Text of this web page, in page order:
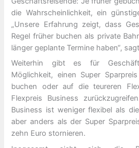
die Wahrscheinlichkeit, ein
„Unsere Erfahrung zeigt, dass
Regel früher buchen als private
länger geplante Termine haben“,
Weiterhin gibt es für
Möglichkeit, einen Super
buchen oder auf die teureren
Flexpreis Business
Business ist weniger flexibel als
aber anders als der Super
zehn Euro stornieren.